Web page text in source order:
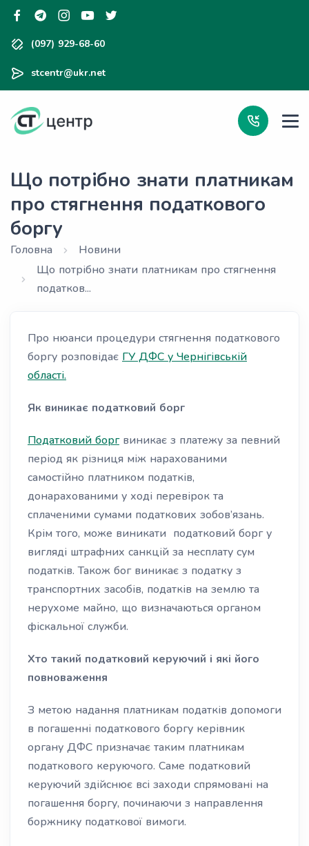
(097) 929-68-60
stcentr@ukr.net
Що потрібно знати платникам
про стягнення податкового
боргу
Головна
Новини
Що потрібно знати платникам про стягнення
податков...
Про нюанси процедури стягнення податкового
боргу розповідає ГУ ДФС у Чернігівській
області.
Як виникає податковий борг
Податковий боргвиникає з платежу за певний
період як різниця між нарахованими
самостійно платником податків,
донарахованими у ході перевірок та
сплаченими сумами податкових зобов’язань.
Крім того, може виникати податковий борг у
вигляді штрафних санкцій за несплату сум
податків. Також бог виникає з податку з
транспортних засобів, податків на землю та
нерухоме майно, що визначаються органом
фіскальної служби.
Хто такий податковий керуючий і які його
повноваження
З метою надання платникам податків допомоги
в погашенні податкового боргу керівник
органу ДФС призначає таким платникам
податкового керуючого. Саме податковий
керуючий здійснює всі заходи спрямовані на
погашення боргу, починаючи з направлення
боржнику податкової вимоги.